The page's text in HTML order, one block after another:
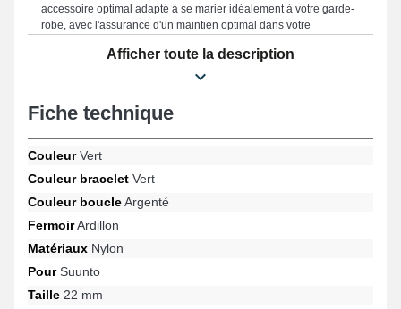
accessoire optimal adapté à se marier idéalement à votre garde-
robe, avec l'assurance d'un maintien optimal dans votre
montre, ce bracelet montre correspond parfaitement aux désirs
des professionnels. Pensé pour s'adapter parfaitement avec les
Peak et bien d'autres de la marque Suunto, cette attache offre
une fermeture ardillon résistante et un style unique. Au moyen de
sa conception astucieuse, ce bracelet pour montre Suunto
s'ajuste en toute harmonie à une variété de références populaires
Afficher toute la description
Fiche technique
CouleurVert
Couleur bracelet Vert
Couleur boucleArgenté
FermoirArdillon
Matériaux Nylon
PourSuunto
Taille 22 mm